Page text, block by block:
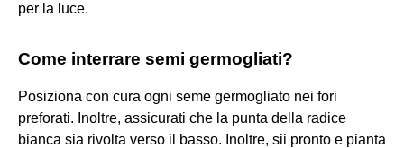
per la luce.
Come interrare semi germogliati?
Posiziona con cura ogni seme germogliato nei fori
preforati. Inoltre, assicurati che la punta della radice
bianca sia rivolta verso il basso. Inoltre, sii pronto e pianta